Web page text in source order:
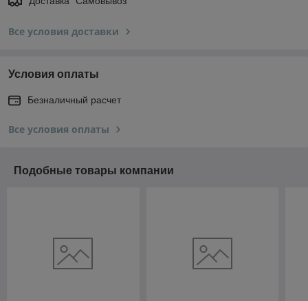
Все условия доставки
Условия оплаты
Безналичный расчет
Все условия оплаты
Подобные товары компании